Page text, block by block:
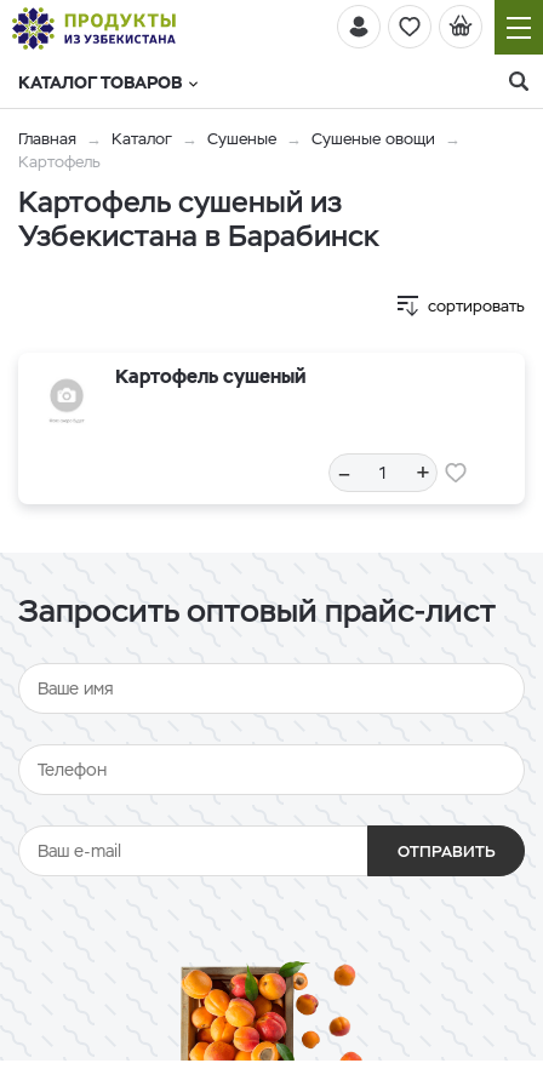
КАТАЛОГ ТОВАРОВ
Главная Каталог Сушеные
Сушеные овощи
Картофель
Картофель сушеный из
Узбекистана в Барабинск
сортировать
Картофель сушеный
– +
Запросить оптовый прайс-лист
ОТПРАВИТЬ